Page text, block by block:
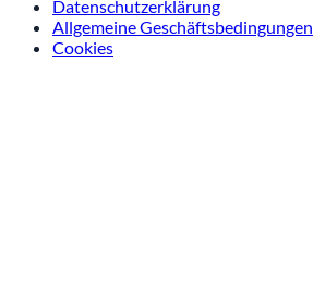
Datenschutzerklärung
Allgemeine Geschäftsbedingungen
Cookies